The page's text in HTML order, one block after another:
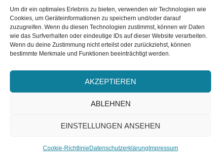
Um dir ein optimales Erlebnis zu bieten, verwenden wir Technologien wie
Cookies, um Geräteinformationen zu speichern und/oder darauf
zuzugreifen. Wenn du diesen Technologien zustimmst, können wir Daten
wie das Surfverhalten oder eindeutige IDs auf dieser Website verarbeiten.
Wenn du deine Zustimmung nicht erteilst oder zurückziehst, können
bestimmte Merkmale und Funktionen beeinträchtigt werden.
AKZEPTIEREN
ABLEHNEN
EINSTELLUNGEN ANSEHEN
Cookie-Richtlinie Datenschutzerklärung Impressum
Grim Oak Press (USA)
Büchertreff
EU-Cookie-Richtlinie
V2.3 - © 2014-2026 Bücher wie Sterne. Literaturblog.